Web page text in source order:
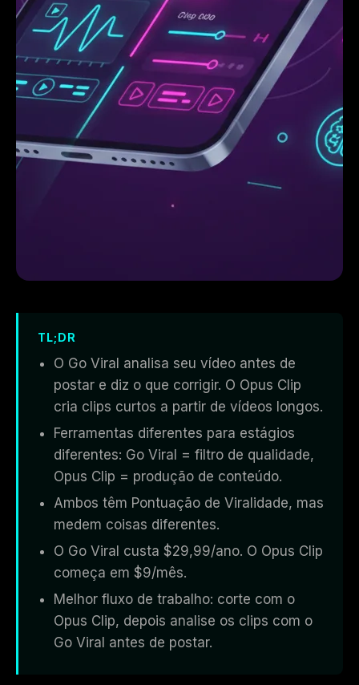
TL;DR
O Go Viral analisa seu vídeo antes de
postar e diz o que corrigir. O Opus Clip
cria clips curtos a partir de vídeos longos.
Ferramentas diferentes para estágios
diferentes: Go Viral = filtro de qualidade,
Opus Clip = produção de conteúdo.
Ambos têm Pontuação de Viralidade, mas
medem coisas diferentes.
O Go Viral custa $29,99/ano. O Opus Clip
começa em $9/mês.
Melhor fluxo de trabalho: corte com o
Opus Clip, depois analise os clips com o
Go Viral antes de postar.